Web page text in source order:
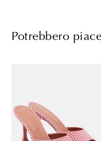
Potrebbero